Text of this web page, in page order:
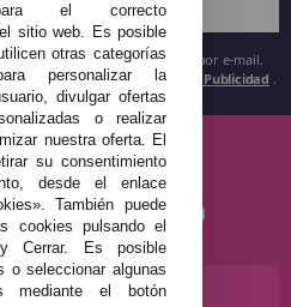
novedades y tendencias por e-mail.
lo recogido en la Política de Publicidad .
AYUDA?
el correcto
sitio web. Es posible
otras categorías
personalizar la
divulgar ofertas
o realizar
nuestra oferta. El
su consentimiento
desde el enlace
También puede
cookies pulsando el
Cerrar. Es posible
o seleccionar algunas
mediante el botón